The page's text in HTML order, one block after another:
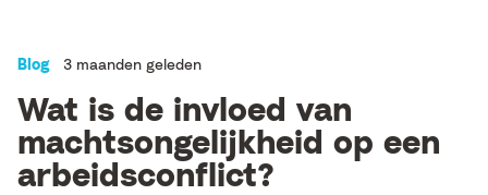
Blog 3 maanden geleden
Wat is de invloed van
machtsongelijkheid op een
arbeidsconflict?